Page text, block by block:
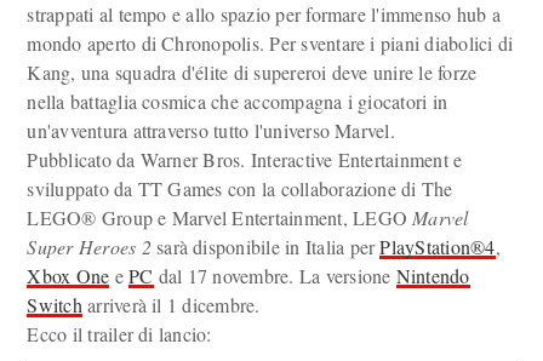
strappati al tempo e allo spazio per formare l'immenso hub a
mondo aperto di Chronopolis. Per sventare i piani diabolici di
Kang, una squadra d'élite di supereroi deve unire le forze
nella battaglia cosmica che accompagna i giocatori in
un'avventura attraverso tutto l'universo Marvel.
Pubblicato da Warner Bros. Interactive Entertainment e
sviluppato da TT Games con la collaborazione di The
LEGO® Group e Marvel Entertainment, LEGO Marvel
Super Heroes 2sarà disponibile in Italia perPlayStation®4,
Xbox One ePC dal 17 novembre. La versione Nintendo
Switch arriverà il 1 dicembre.
Ecco il trailer di lancio: